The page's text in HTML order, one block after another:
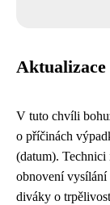
Aktualizace
V tuto chvíli
o příčinách
(datum). Technici
obnovení vysílání
diváky o